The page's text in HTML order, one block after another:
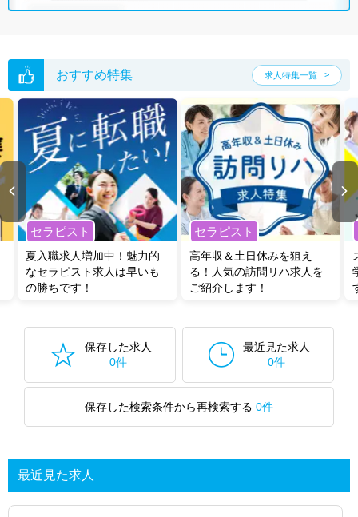
ご希望条件がまだ定まっていない方は人気の希望条件をピックアップし
おすすめ特集 求人特集一覧
セラピスト
夏入職求人増加中！魅力的
なセラピスト求人は早いも
の勝ちです！
セラピスト
高年収＆土日休みを狙え
る！人気の訪問リハ求人を
ご紹介します！
保存した求人
0件
最近見た求人
0件
保存した検索条件から再検索する 0件
最近見た求人